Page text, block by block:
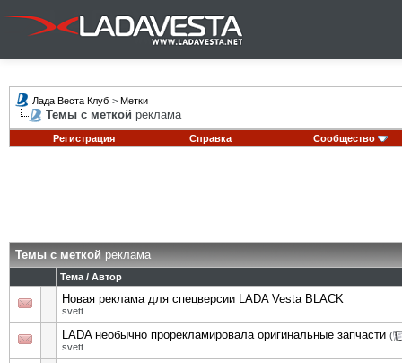
Лада Веста Клуб > Метки
Темы с меткой реклама
Регистрация Справка Сообщество
Темы с меткойреклама
Тема / Автор
Новая реклама для спецверсии LADA Vesta BLACK
svett
LADA необычно прорекламировала оригинальные запчасти (
svett